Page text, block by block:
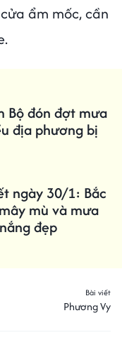
ẩm mốc, cần
Bộ đón đợt mưa
địa phương bị
ngày 30/1: Bắc
mù và mưa
đẹp
Bài viết
Phương Vy